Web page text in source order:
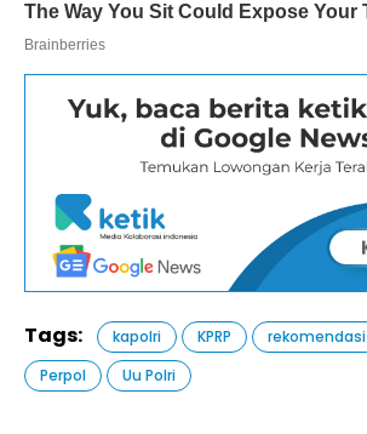
Tags: kapolri KPRP rekomendasi
Perpol
Uu Polri